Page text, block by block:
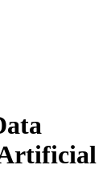
Artificial